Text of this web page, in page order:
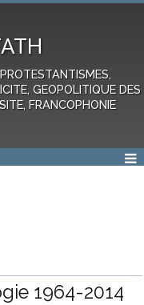
GEOPOLITIQUE DES
FRANCOPHONIE
1964-2014